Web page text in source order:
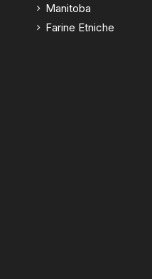
Manitoba
Farine Etniche